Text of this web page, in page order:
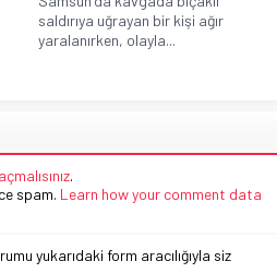
saldırıya uğrayan bir kişi ağır
yaralanırken, olayla...
.
spam. Learn how your comment data
yukarıdaki form aracılığıyla siz